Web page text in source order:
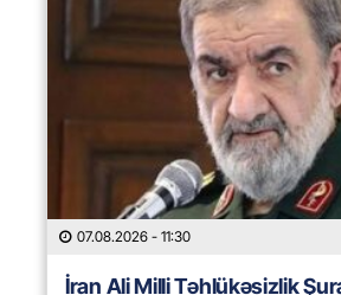
07.08.2026 - 11:30
İran Ali Milli Təhlükəsizlik